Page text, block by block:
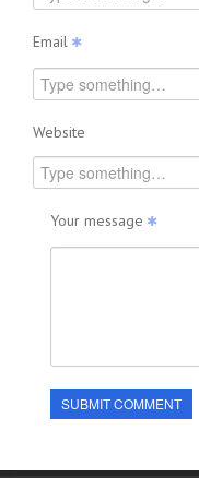
Email
Website
Your message
SUBMIT COMMENT